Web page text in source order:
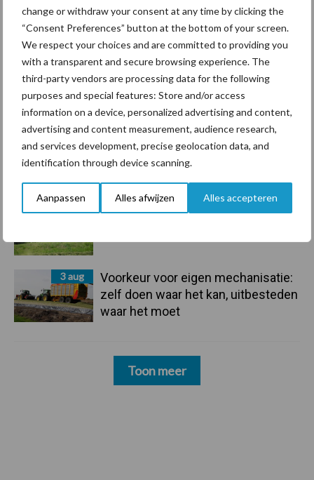
change or withdraw your consent at any time by clicking the
“Consent Preferences” button at the bottom of your screen.
We respect your choices and are committed to providing you
with a transparent and secure browsing experience. The
third-party vendors are processing data for the following
purposes and special features: Store and/or access
information on a device, personalized advertising and content,
advertising and content measurement, audience research,
and services development, precise geolocation data, and
identification through device scanning.
Aanpassen Alles afwijzen Alles accepteren
Tien praktische tips voor een
langere levensduur
5 aug
“Vraag naar praktische
hygieneoplossingen is in Polen
groter dan ooit”
5 aug
Drie Franse bedrijven over de grens
van 14.000 kilogram melk
3 aug
Pöttinger introduceert compacte
3 aug
Voorkeur voor eigen mechanisatie:
zelf doen waar het kan, uitbesteden
waar het moet
Toon meer